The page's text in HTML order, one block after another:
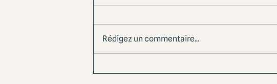
Rédigez un commentaire...